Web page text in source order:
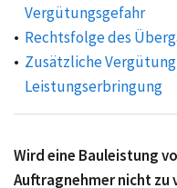
Vergütungsgefahr
Rechtsfolge des
Zusätzliche
Leistungserbringung
Wird eine Bauleistung
Auftragnehmer nicht